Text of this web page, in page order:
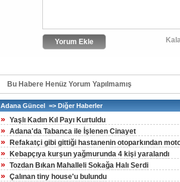
Bu Habere Henüz Yorum Yapılmamış
Adana Güncel => Diğer Haberler
» Yaşlı Kadın Kıl Payı Kurtuldu
» Adana'da Tabanca ile İşlenen Cinayet
» Refakatçi gibi gittiği hastanenin otoparkından
» Kebapçıya kurşun yağmurunda 4 kişi yaralandı
» Tozdan Bıkan Mahalleli Sokağa Halı Serdi
» Çalınan tiny house'u bulundu